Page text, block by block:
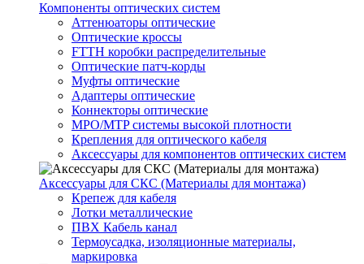
Компоненты оптических систем
Аттенюаторы оптические
Оптические кроссы
FTTH коробки распределительные
Оптические патч-корды
Муфты оптические
Адаптеры оптические
Коннекторы оптические
MPO/MTP системы высокой плотности
Крепления для оптического кабеля
Аксессуары для компонентов оптических систем
Аксессуары для СКС (Материалы для монтажа)
Крепеж для кабеля
Лотки металлические
ПВХ Кабель канал
Термоусадка, изоляционные материалы,
маркировка